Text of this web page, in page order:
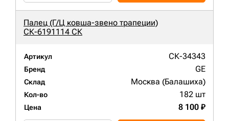
Палец (Г/Ц ковша-звено трапеции)
СК-6191114 СК
Артикул СК-34343
Бренд GE
Склад Москва (Балашиха)
Кол-во 182 шт
Цена 8 100 ₽